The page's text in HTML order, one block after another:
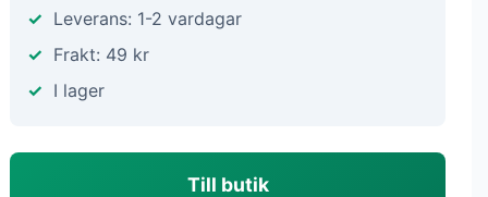
Leverans: 1-2 vardagar
Frakt: 49 kr
I lager
Till butik